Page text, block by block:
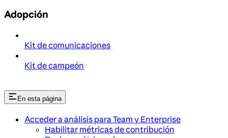
Adopción
Kit de comunicaciones
Kit de campeón
En esta página
Acceder a análisis para Team y Enterprise
Habilitar métricas de contribución